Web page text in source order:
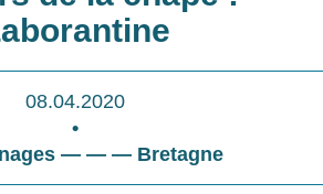
08.04.2020
•
— — — Bretagne